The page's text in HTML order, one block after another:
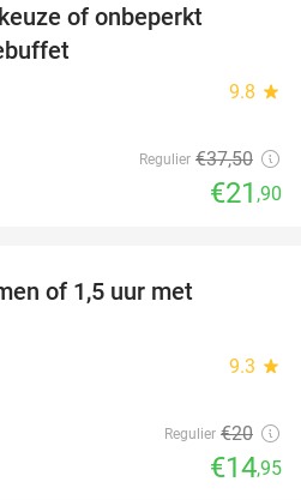
of onbeperkt
9.8 star
Regulier €37,50
€21 ,90
of 1,5 uur met
9.3 star
Regulier €20
€14,95